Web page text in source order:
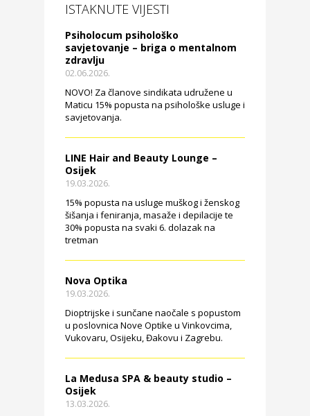
ISTAKNUTE VIJESTI
Psiholocum psihološko
savjetovanje – briga o mentalnom
zdravlju
02.06.2026.
NOVO! Za članove sindikata udružene u
Maticu 15% popusta na psihološke usluge i
savjetovanja.
LINE Hair and Beauty Lounge –
Osijek
19.03.2026.
15% popusta na usluge muškog i ženskog
šišanja i feniranja, masaže i depilacije te
30% popusta na svaki 6. dolazak na
tretman
Nova Optika
19.03.2026.
Dioptrijske i sunčane naočale s popustom
u poslovnica Nove Optike u Vinkovcima,
Vukovaru, Osijeku, Đakovu i Zagrebu.
La Medusa SPA & beauty studio –
Osijek
13.03.2026.